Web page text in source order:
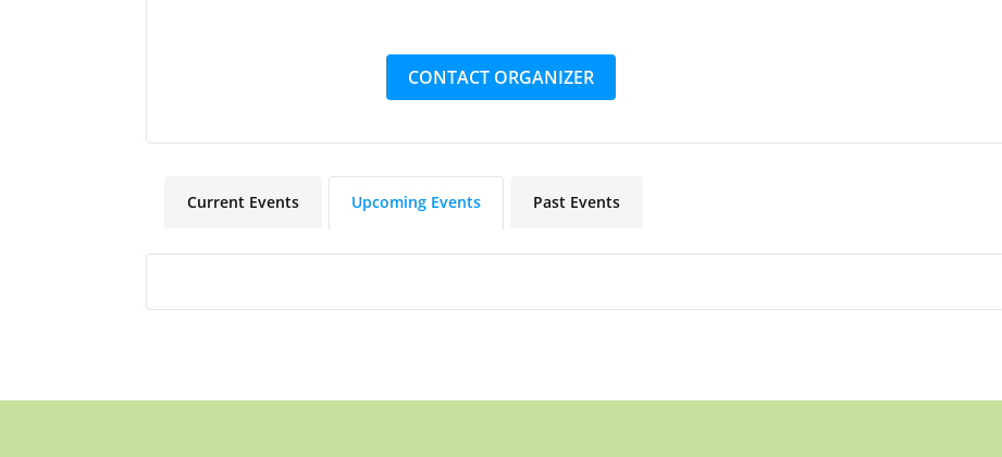
CONTACT ORGANIZER
Current Events Upcoming Events Past Events